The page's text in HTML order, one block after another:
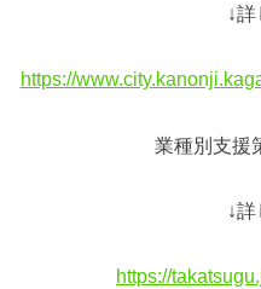
↓
https://
業種別支援
↓
https://